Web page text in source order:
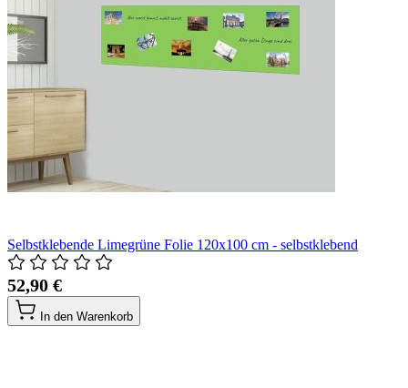
Selbstklebende Limegrüne Folie 120x100 cm - selbstklebend
52,90 €
In den Warenkorb